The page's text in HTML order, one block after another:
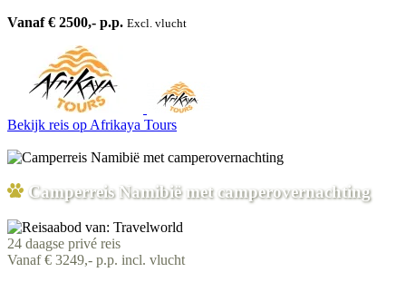
Vanaf € 2500,- p.p. Excl. vlucht
Bekijk reis op Afrikaya Tours
Camperreis Namibië met camperovernachting
24 daagse privé reis
Vanaf € 3249,- p.p. incl. vlucht